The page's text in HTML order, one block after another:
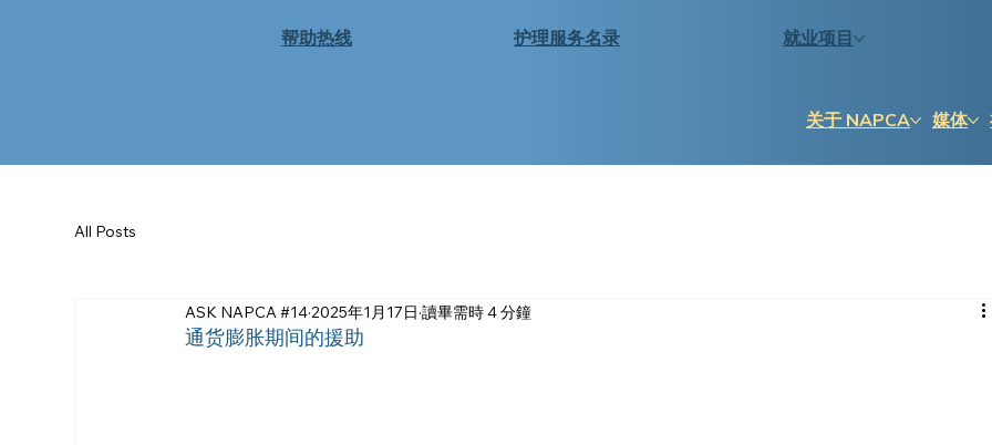
帮助热线 护理服务名录 就业项目
关于 NAPCA 媒体
All Posts
通货膨胀期间的援助
ASK NAPCA #142025年1月17日 讀畢需時 4 分鐘